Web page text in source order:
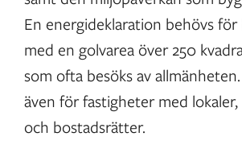
En energideklaration behövs
med en golvarea över 250
som ofta besöks av
även för fastigheter med
och bostadsrätter.